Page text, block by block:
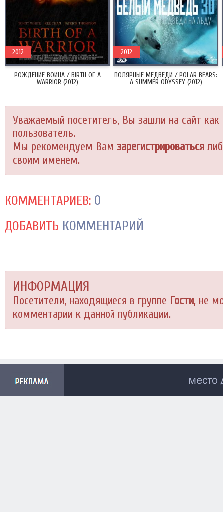
РОЖДЕНИЕ ВОИНА / BIRTH OF A
WARRIOR (2012)
2012
ПОЛЯРНЫЕ МЕДВЕДИ / POLAR BEARS:
A SUMMER ODYSSEY (2012)
2012
Уважаемый посетитель, Вы зашли на сайт как
пользователь.
Мы рекомендуем Вам зарегистрироваться
своим именем.
КОММЕНТАРИЕВ: 0
ДОБАВИТЬ КОММЕНТАРИЙ
ИНФОРМАЦИЯ
Посетители, находящиеся в группе Гости, не
комментарии к данной публикации.